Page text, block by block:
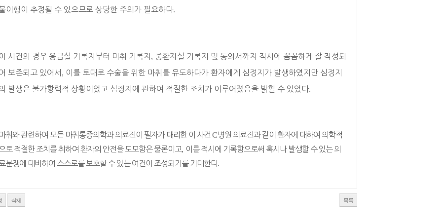
이행이 추정될 수 있으므로 상당한 주의가 필요하다.
사건의 경우 응급실 기록지부터 마취 기록지 , 중환자실 기록지 및 동의서까지 적시에 꼼꼼하게 잘 작성되
보존되고 있어서 , 이를 토대로 수술을 위한 마취를 유도하다가 환자에게 심정지가 발생하였지만 심정지
발생은 불가항력적 상황이었고 심정지에 관하여 적절한 조치가 이루어졌음을 밝힐 수 있었다.
취와 관련하여 모든 마취통증의학과 의료진이 필자가 대리한 이 사건 C병원 의료진과 같이 환자에 대하여 의학적
로 적절한 조치를 취하여 환자의 안전을 도모함은 물론이고, 이를 적시에 기록함으로써 혹시나 발생할 수 있는 의
분쟁에 대비하여 스스로를 보호할 수 있는 여건이 조성되기를 기대한다.
삭제 목록